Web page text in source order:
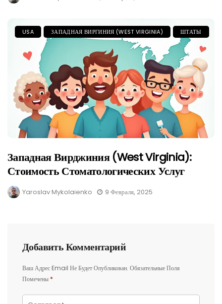
USA ЗАПАДНАЯ ВИРГИНИЯ (WEST VIRGINIA) ШТАТЫ
Западная Вирджиния (West Virginia):
Стоимость Стоматологических Услуг
Yaroslav Mykolaienko 9 Февраля, 2025
Добавить Комментарий
Ваш Адрес Email Не Будет Опубликован. Обязательные Поля
Помечены *